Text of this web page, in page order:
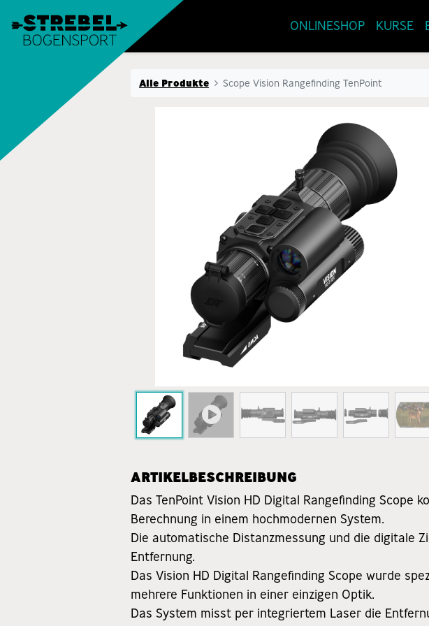
ONLINESHOP KURSE
Alle Produkte Scope Vision Rangefinding TenPoint
ARTIKELBESCHREIBUNG
Das TenPoint Vision HD Digital Rangefinding
Berechnung in einem hochmodernen System.
Die automatische Distanzmessung und die digitale
Entfernung.
Das Vision HD Digital Rangefinding Scope wurde
mehrere Funktionen in einer einzigen Optik.
Das System misst per integriertem Laser die